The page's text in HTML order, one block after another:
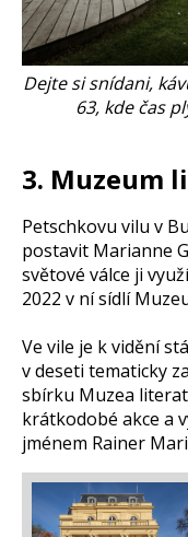
Dejte si snídani,
63, kde čas
3. Muzeum
Petschkovu vilu v
postavit Marianne
světové válce ji
2022 v ní sídlí
Ve vile je k vidění
v deseti tematicky
sbírku Muzea
krátkodobé akce a
jménem Rainer